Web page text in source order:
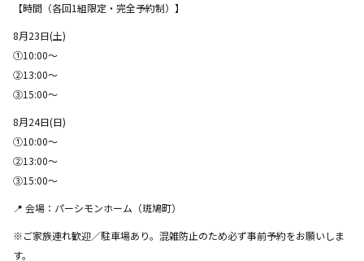
【時間（各回1組限定・完全予約制）】
8月23日(土)
①10:00〜
②13:00〜
③15:00〜
8月24日(日)
①10:00〜
②13:00〜
③15:00〜
📍 会場：パーシモンホーム（斑鳩町）
※ご家族連れ歓迎／駐車場あり。混雑防止のため必ず事前予約をお願いしま
す。